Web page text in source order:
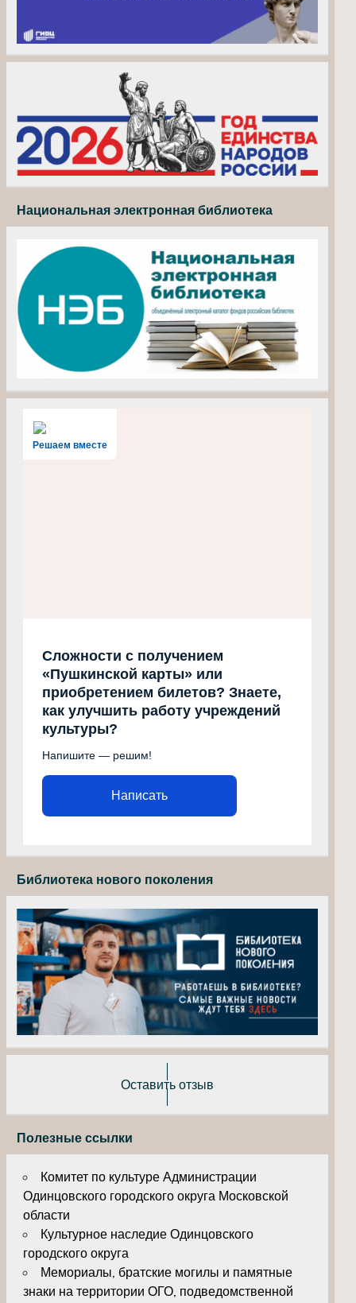
Национальная электронная библиотека
Решаем вместе
Сложности с получением
«Пушкинской карты» или
приобретением билетов? Знаете,
как улучшить работу учреждений
культуры?
Напишите — решим!
Написать
Библиотека нового поколения
Оставить отзыв
Полезные ссылки
Комитет по культуре Администрации
Одинцовского городского округа Московской
области
Культурное наследие Одинцовского
городского округа
Мемориалы, братские могилы и памятные
знаки на территории ОГО, подведомственной